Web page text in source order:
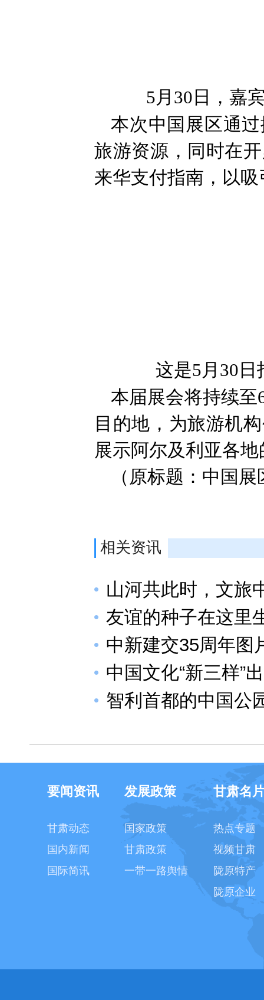
5月30日，嘉
本次中国展区通
旅游资源，同时在
来华支付指南，以
这是5月30
本届展会将持续至
目的地，为旅游机
展示阿尔及利亚各
（原标题：中国
相关资讯
山河共此时，文旅
友谊的种子在这
中新建交35周年图
中国文化“新三样”
智利首都的中国公
要闻资讯
甘肃动态
国内新闻
国际简讯
发展政策
国家政策
甘肃政策
一带一路舆情
甘肃名
热点专题
视频甘肃
陇原特产
陇原企业